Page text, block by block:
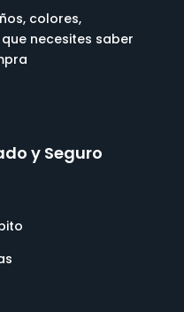
colores,
necesites saber
y Seguro